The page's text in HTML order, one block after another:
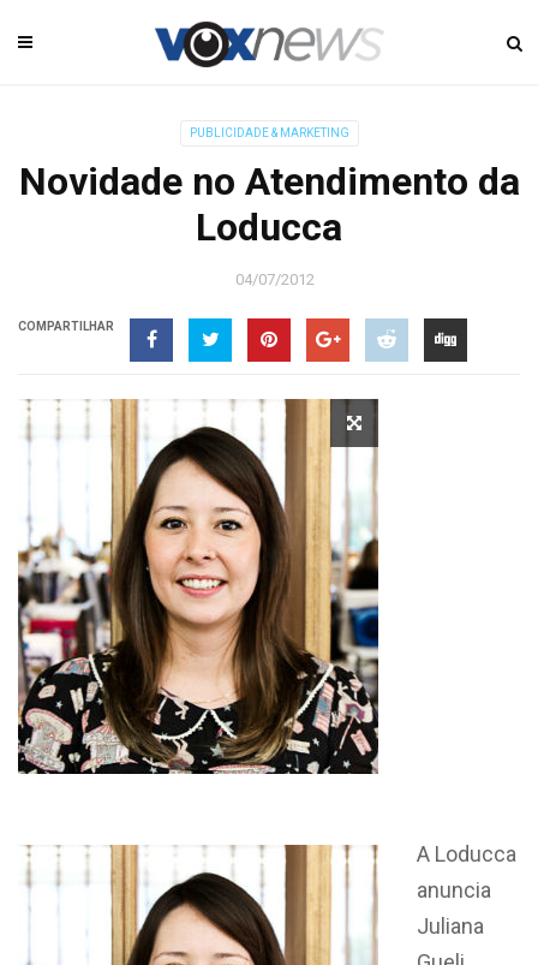
PUBLICIDADE & MARKETING
Novidade no Atendimento da
Loducca
04/07/2012
COMPARTILHAR
A Loducca
anuncia
Juliana